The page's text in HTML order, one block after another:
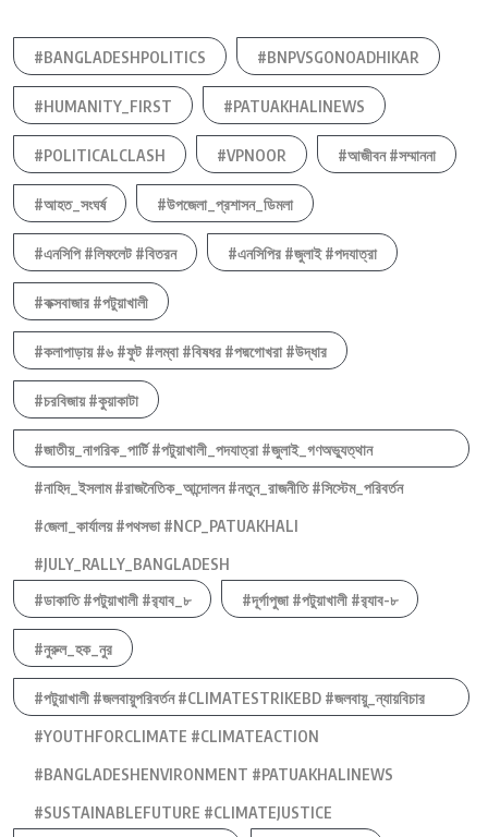
#BANGLADESHPOLITICS #BNPVSGONOADHIKAR
#HUMANITY_FIRST #PATUAKHALINEWS
#POLITICALCLASH #VPNOOR #আজীবন #সম্মাননা
#আহত_সংঘর্ষ #উপজেলা_প্রশাসন_ডিমলা
#এনসিপি #লিফলেট #বিতরন #এনসিপির #জুলাই #পদযাত্রা
#কক্সবাজার #পটুয়াখালী
#কলাপাড়ায় #৬ #ফুট #লম্বা #বিষধর #পদ্মগোখরা #উদ্ধার
#চরবিজায় #কুয়াকাটা
#জাতীয়_নাগরিক_পার্টি #পটুয়াখালী_পদযাত্রা #জুলাই_গণঅভ্যুত্থান
#নাহিদ_ইসলাম #রাজনৈতিক_আন্দোলন #নতুন_রাজনীতি #সিস্টেম_পরিবর্তন
#জেলা_কার্যালয় #পথসভা #NCP_PATUAKHALI
#JULY_RALLY_BANGLADESH
#ডাকাতি #পটুয়াখালী #র‍্যাব_৮
#দূর্গাপুজা #পটুয়াখালী #র‍্যাব-৮
#নুরুল_হক_নুর
#পটুয়াখালী #জলবায়ুপরিবর্তন #CLIMATESTRIKEBD #জলবায়ু_ন্যায়বিচার
#YOUTHFORCLIMATE #CLIMATEACTION
#BANGLADESHENVIRONMENT #PATUAKHALINEWS
#SUSTAINABLEFUTURE #CLIMATEJUSTICE